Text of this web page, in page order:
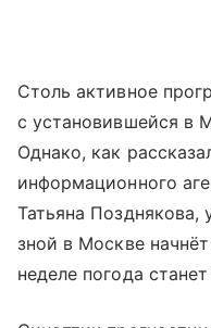
Столь активное
с установившейся в
Однако, как
информационного
Татьяна Позднякова,
зной в Москве
неделе погода